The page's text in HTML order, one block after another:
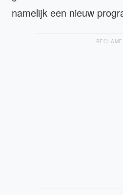
namelijk een nieuw
RECLAME